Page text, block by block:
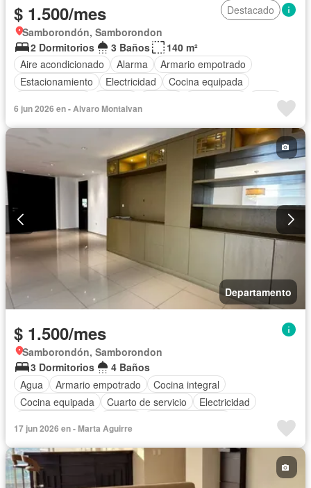
$ 1.500/mes
Destacado
Samborondón, Samborondon
2 Dormitorios
3 Baños
140 m²
Aire acondicionado
Alarma
Armario empotrado
Estacionamiento
Electricidad
Cocina equipada
Área para niños
Conserje
Completamente amoblado
6 jun 2026 en - Alvaro Montalvan
Departamento
$ 1.500/mes
Samborondón, Samborondon
3 Dormitorios
4 Baños
Agua
Armario empotrado
Cocina integral
Cocina equipada
Cuarto de servicio
Electricidad
17 jun 2026 en - Marta Aguirre